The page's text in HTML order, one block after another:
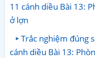
11 cánh diều Bài 13:
ở lợn
Trắc nghiệm đúng
cánh diều Bài 13: